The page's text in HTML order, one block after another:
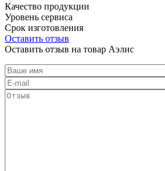
Качество продукции
Уровень сервиса
Срок изготовления
Оставить отзыв
Оставить отзыв на товар Аэлис